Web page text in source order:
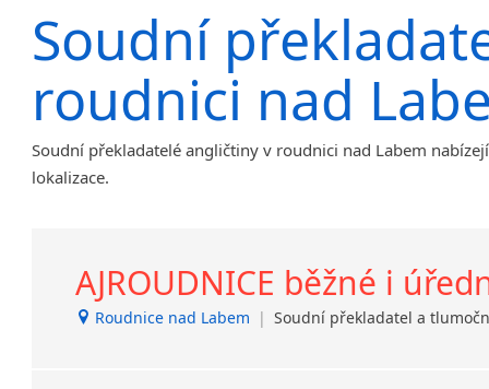
malá města podle abecedy
Benátky nad Jizerou
Blatnice
Blatnička
Brandýs nad Labem-Stará
Boleslav
Dvůr Králové nad Labem
Soudní
roudnici nad
Soudní překladatelé angličtiny v roudnici nad Labem
lokalizace.
AJROUDNICE běžné i
Roudnice nad Labem | Soudní překladatel a